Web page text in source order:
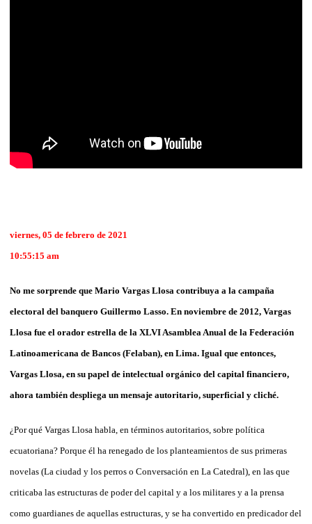
viernes, 05 de febrero de 2021
10:55:15 am
No me sorprende que Mario Vargas Llosa contribuya a la campaña
electoral del banquero Guillermo Lasso. En noviembre de 2012, Vargas
Llosa fue el orador estrella de la XLVI Asamblea Anual de la Federación
Latinoamericana de Bancos (Felaban), en Lima. Igual que entonces,
Vargas Llosa, en su papel de intelectual orgánico del capital financiero,
ahora también despliega un mensaje autoritario, superficial y cliché.
¿Por qué Vargas Llosa habla, en términos autoritarios, sobre política
ecuatoriana? Porque él ha renegado de los planteamientos de sus primeras
novelas (La ciudad y los perros o Conversación en La Catedral), en las que
criticaba las estructuras de poder del capital y a los militares y a la prensa
como guardianes de aquellas estructuras, y se ha convertido en predicador del